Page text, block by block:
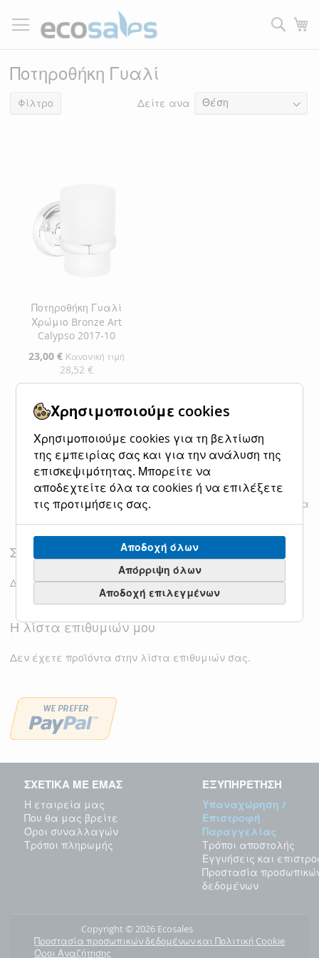
στο
περιεχόμενο
Ποτηροθήκη Γυαλί
είδος Δείτε ανα
Ποτηροθήκη Γυαλί
Χρώμιο Bronze Art
Calypso 2017-10
Ειδική
23,00 € Κανονική τιμή
28,52 €
Προσθήκη στο Καλάθι
ΠΡΟΣΘΉΚΗ
ΣΤΗ
ΛΊΣΤΑ
ΕΠΙΘΥΜΙΏΝ
ΠΡΟΣΘΉΚΗ
ΓΙΑ
ΣΎΓΚΡΙΣΗ
Εμφάνιση
ανά σελίδα
Φίλτρο
Σύγκριση Προϊόντων
Δεν έχετε επιλέξει προϊόντα για σύγκριση.
Η λίστα επιθυμιών μου
Δεν έχετε προϊόντα στην λίστα επιθυμιών σας.
ΣΧΕΤΙΚΑ ΜΕ ΕΜΑΣ
Η εταιρεία μας
Που θα μας βρείτε
Όροι συναλλαγών
Τρόποι πληρωμής
ΕΞΥΠΗΡΕΤΗΣΗ
Υπαναχώρηση /
Επιστροφή
Παραγγελίας
Τρόποι αποστολής
Εγγυήσεις και
Προστασία
δεδομένων
Copyright © 2026 Ecosales
Προστασία προσωπικών δεδομένων και Πολιτική Cookie
Όροι Αναζήτησης
Χρησιμοποιούμε cookies
Χρησιμοποιούμε cookies για τη βελτίωση
της εμπειρίας σας και για την ανάλυση της
επισκεψιμότητας. Μπορείτε να
αποδεχτείτε όλα τα cookies ή να επιλέξετε
τις προτιμήσεις σας.
Αποδοχή όλων
Απόρριψη όλων
Αποδοχή επιλεγμένων